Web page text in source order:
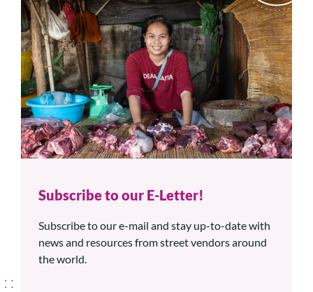
Subscribe to our E-Letter!
Subscribe to our e-mail and stay up-to-date with
news and resources from street vendors around
the world.